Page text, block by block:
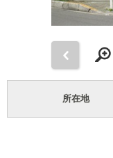
所在地